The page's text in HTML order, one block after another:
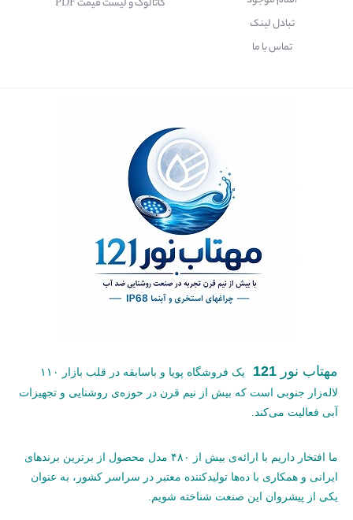
تبادل لینک
تماس با ما
کاتالوگ و لیست قیمت PDF
مهتاب نور121
یک فروشگاه پویا و باسابقه در قلب بازار ۱۱۰
لاله‌زار جنوبی است که بیش از نیم قرن در حوزه‌ی روشنایی و تجهیزات
آبی فعالیت می‌کند.
ما افتخار داریم با ارائه‌ی بیش از ۴۸۰ مدل محصول از برترین برندهای
ایرانی و همکاری با ده‌ها تولیدکننده معتبر در سراسر کشور، به عنوان
یکی از پیشروان این صنعت شناخته شویم.